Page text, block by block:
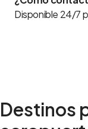
Disponible 24/7
Destinos